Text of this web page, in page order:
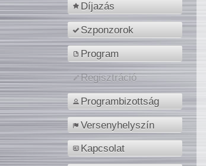
Díjazás
Szponzorok
Program
Regisztráció
Programbizottság
Versenyhelyszín
Kapcsolat